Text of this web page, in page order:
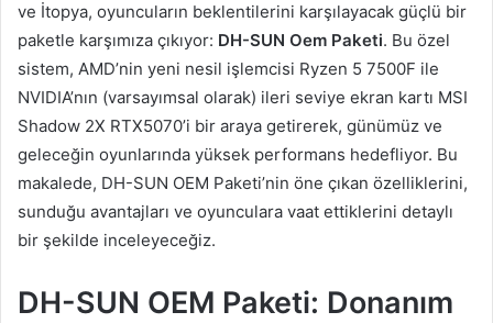
ve İtopya, oyuncuların beklentilerini karşılayacak güçlü bir
paketle karşımıza çıkıyor: DH-SUN Oem Paketi. Bu özel
sistem, AMD’nin yeni nesil işlemcisi Ryzen 5 7500F ile
NVIDIA’nın (varsayımsal olarak) ileri seviye ekran kartı MSI
Shadow 2X RTX5070’i bir araya getirerek, günümüz ve
geleceğin oyunlarında yüksek performans hedefliyor. Bu
makalede, DH-SUN OEM Paketi’nin öne çıkan özelliklerini,
sunduğu avantajları ve oyunculara vaat ettiklerini detaylı
bir şekilde inceleyeceğiz.
DH-SUN OEM Paketi: Donanım